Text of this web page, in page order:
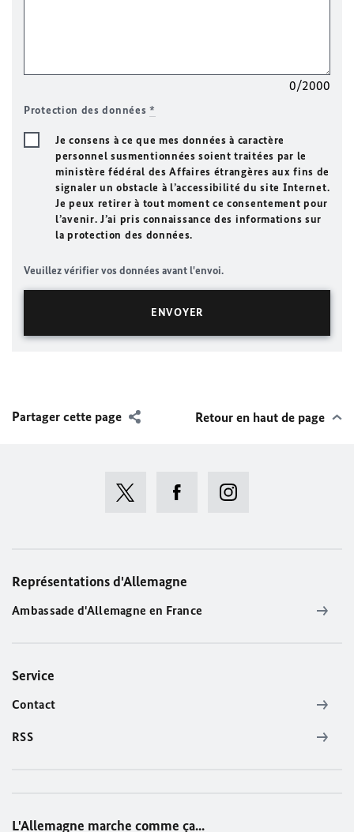
0/2000
Protection des données*
Je consens à ce que mes données à caractère
personnel susmentionnées soient traitées par le
ministère fédéral des Affaires étrangères aux fins de
signaler un obstacle à l’accessibilité du site Internet.
Je peux retirer à tout moment ce consentement pour
l’avenir. J’ai pris connaissance des informations sur
la protection des données.
Veuillez vérifier vos données avant l'envoi.
Partager cette page Retour en haut de page
Représentations d'Allemagne
Ambassade d'Allemagne en France
Service
Contact
RSS
L'Allemagne marche comme ça...